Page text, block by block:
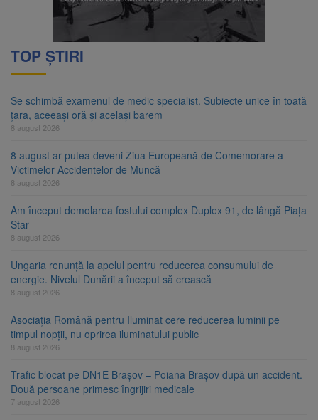
TOP ȘTIRI
Se schimbă examenul de medic specialist. Subiecte unice în toată
țara, aceeași oră și același barem
8 august 2026
8 august ar putea deveni Ziua Europeană de Comemorare a
Victimelor Accidentelor de Muncă
8 august 2026
Am început demolarea fostului complex Duplex 91, de lângă Piața
Star
8 august 2026
Ungaria renunță la apelul pentru reducerea consumului de
energie. Nivelul Dunării a început să crească
8 august 2026
Asociația Română pentru Iluminat cere reducerea luminii pe
timpul nopții, nu oprirea iluminatului public
8 august 2026
Trafic blocat pe DN1E Brașov – Poiana Brașov după un accident.
Două persoane primesc îngrijiri medicale
7 august 2026